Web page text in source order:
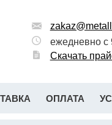
ежедневно с
Скачать
ОПЛАТА